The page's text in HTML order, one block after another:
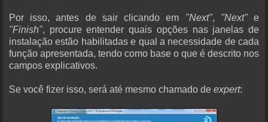
Por isso, antes de sair clicando em "Next", "Next"e
"Finish", procure entender quais opções nas janelas de
instalação estão habilitadas e qual a necessidade de cada
função apresentada, tendo como base o que é descrito nos
campos explicativos.
Se você fizer isso, será até mesmo chamado de expert: